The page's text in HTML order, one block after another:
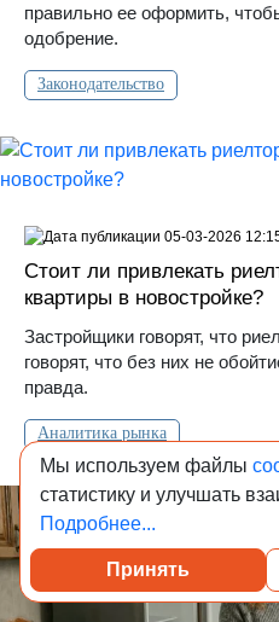
правильно ее оформить,
одобрение.
Законодательство
Стоит ли привлекать
квартиры в новостройке?
Застройщики говорят, что
говорят, что без них не
правда.
Аналитика рынка
05-03-2026
Мы используем файлы
статистику и улучшать
Подробнее...
Принять